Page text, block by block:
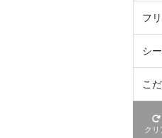
フ
シ
こ
クリ